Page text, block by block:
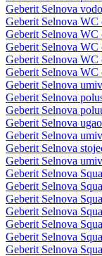
Geberit Selnova
Geberit Selnova WC
Geberit Selnova WC
Geberit Selnova WC
Geberit Selnova WC
Geberit Selnova WC
Geberit Selnova
Geberit Selnova
Geberit Selnova
Geberit Selnova
Geberit Selnova
Geberit Selnova
Geberit Selnova
Geberit Selnova
Geberit Selnova
Geberit Selnova
Geberit Selnova
Geberit Selnova
Geberit Selnova
Geberit Selnova